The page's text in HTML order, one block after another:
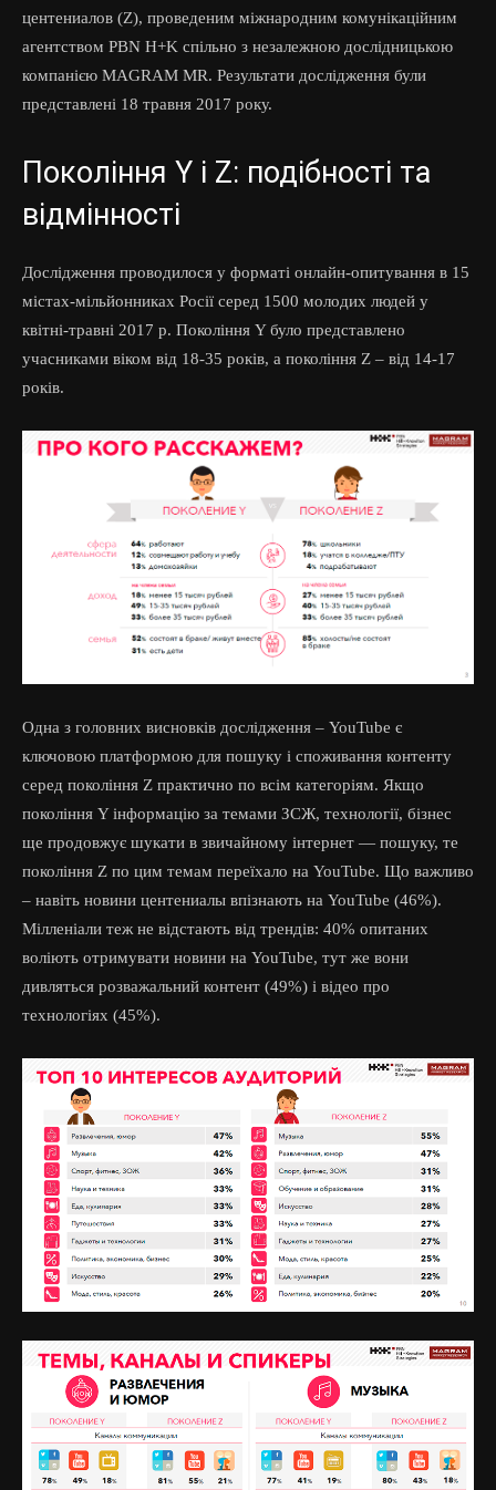
центениалов (Z), проведеним міжнародним комунікаційним
агентством PBN H+K спільно з незалежною дослідницькою
компанією MAGRAM MR. Результати дослідження були
представлені 18 травня 2017 року.
Покоління Y і Z: подібності та
відмінності
Дослідження проводилося у форматі онлайн-опитування в 15
містах-мільйонниках Росії серед 1500 молодих людей у
квітні-травні 2017 р. Покоління Y було представлено
учасниками віком від 18-35 років, а покоління Z – від 14-17
років.
Одна з головних висновків дослідження – YouTube є
ключовою платформою для пошуку і споживання контенту
серед покоління Z практично по всім категоріям. Якщо
покоління Y інформацію за темами ЗСЖ, технології, бізнес
ще продовжує шукати в звичайному інтернет — пошуку, те
покоління Z по цим темам переїхало на YouTube. Що важливо
– навіть новини центениалы впізнають на YouTube (46%).
Мілленіали теж не відстають від трендів: 40% опитаних
воліють отримувати новини на YouTube, тут же вони
дивляться розважальний контент (49%) і відео про
технологіях (45%).